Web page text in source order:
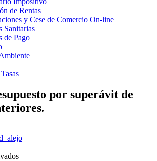
de Rentas
y Cese de Comercio On-line
Sanitarias
de Pago
por superávit de
en